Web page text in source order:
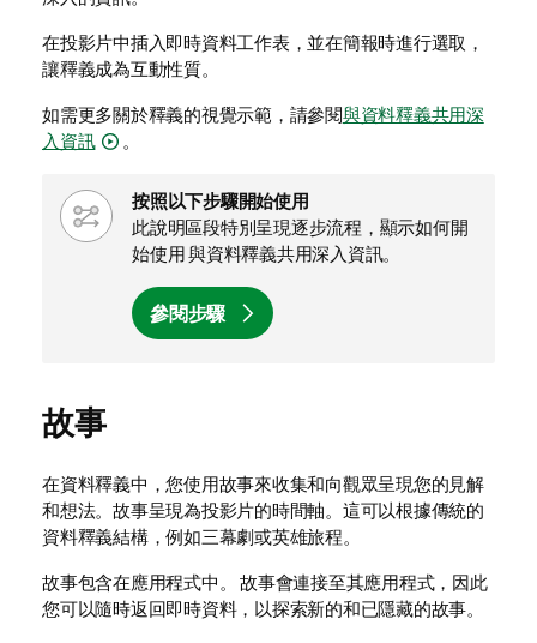
在投影片中插入即時資料工作表，並在簡報時進行選取，
讓釋義成為互動性質。
如需更多關於釋義的視覺示範，請參閱與資料釋義共用深
入資訊
。
W
f
-
o
t
按照以下步驟開始使用
此說明區段特別呈現逐步流程，顯示如何開
始使用與資料釋義共用深入資訊。
參閱步驟
故事
在資料釋義中，您使用故事來收集和向觀眾呈現您的見解
和想法。故事呈現為投影片的時間軸。這可以根據傳統的
資料釋義結構，例如三幕劇或英雄旅程。
故事包含在應用程式中。 故事會連接至其應用程式，因此
您可以隨時返回即時資料，以探索新的和已隱藏的故事。